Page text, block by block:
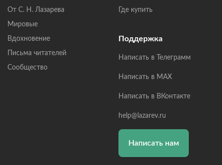
От С. Н. Лазарева
Мировые
Вдохновение
Письма читателей
Сообщество
Где купить
Поддержка
Написать в Телеграмм
Написать в MAX
Написать в ВКонтакте
help@lazarev.ru
Написать нам